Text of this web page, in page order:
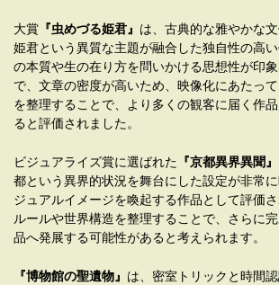
大賞 『虫めづる姫君』 は、古典的な雅やかな
姫君という異質な主題が融合した独自性の高
の本質や生の在り方を問いかける思想性が印
で、文章の密度が高いため、映像化にあたっ
を整理することで、より多くの観客に届く作
ると評価されました。
ビジュアライズ賞に選ばれた 『京都異界異聞』
都という異界的状況を舞台にした設定が非常
ジュアルイメージを喚起する作品として評価
ルールや世界構造を整理することで、さらに
品へ発展する可能性があると考えられます。
『博物館の聖遺物』 は、密室トリックと時間